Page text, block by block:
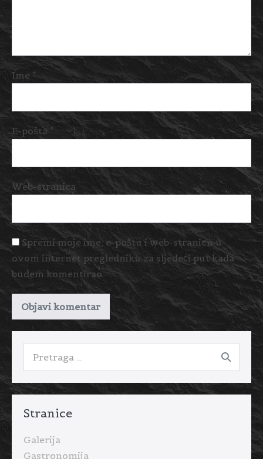
Ime *
E-pošta*
Web-stranica
Spremi moje ime, e-poštu i web-stranicu u
ovom internet pregledniku za sljedeći put kada
budem komentirao.
Stranice
Galerija
Gastronomija